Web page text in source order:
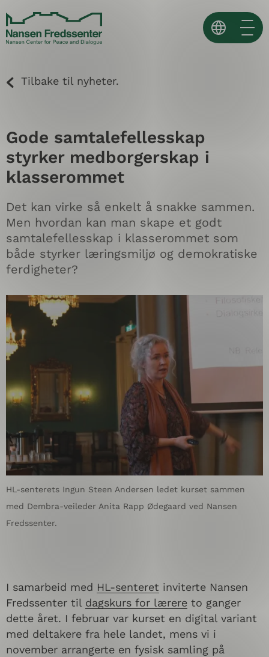
to
content
Tilbake til nyheter.
Gode samtalefellesskap
styrker medborgerskap i
klasserommet
Det kan virke så enkelt å snakke sammen.
Men hvordan kan man skape et godt
samtalefellesskap i klasserommet som
både styrker læringsmiljø og demokratiske
ferdigheter?
HL-senterets Ingun Steen Andersen ledet kurset sammen
med Dembra-veileder Anita Rapp Ødegaard ved Nansen
Fredssenter.
I samarbeid med HL-senteret inviterte Nansen
Fredssenter til dagskurs for lærere to ganger
dette året. I februar var kurset en digital variant
med deltakere fra hele landet, mens vi i
november arrangerte en fysisk samling på